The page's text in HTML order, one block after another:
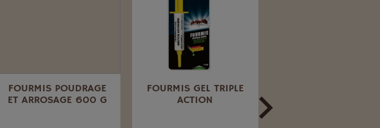
FOURMIS POUDRAGE
ET ARROSAGE 600 G
FOURMIS GEL TRIPLE
ACTION